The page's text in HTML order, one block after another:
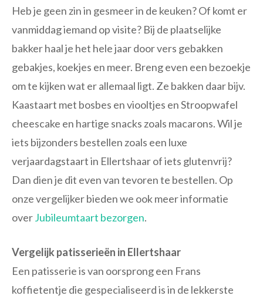
Heb je geen zin in gesmeer in de keuken? Of komt er
vanmiddag iemand op visite? Bij de plaatselijke
bakker haal je het hele jaar door vers gebakken
gebakjes, koekjes en meer. Breng even een bezoekje
om te kijken wat er allemaal ligt. Ze bakken daar bijv.
Kaastaart met bosbes en viooltjes en Stroopwafel
cheescake en hartige snacks zoals macarons. Wil je
iets bijzonders bestellen zoals een luxe
verjaardagstaart in Ellertshaar of iets glutenvrij?
Dan dien je dit even van tevoren te bestellen. Op
onze vergelijker bieden we ook meer informatie
overJubileumtaart bezorgen.
Vergelijk patisserieën in Ellertshaar
Een patisserie is van oorsprong een Frans
koffietentje die gespecialiseerd is in de lekkerste